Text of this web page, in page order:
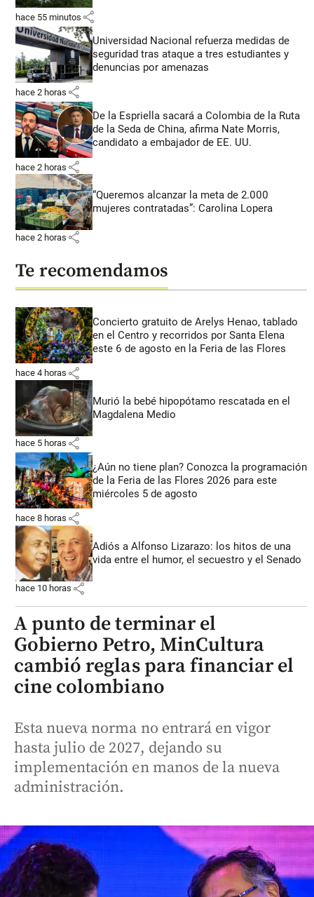
hace 55 minutos share
Universidad Nacional refuerza medidas de
seguridad tras ataque a tres estudiantes y
denuncias por amenazas
hace 2 horas share
De la Espriella sacará a Colombia de la Ruta
de la Seda de China, afirma Nate Morris,
candidato a embajador de EE. UU.
hace 2 horas share
“Queremos alcanzar la meta de 2.000
mujeres contratadas”: Carolina Lopera
hace 2 horas share
Te recomendamos
Concierto gratuito de Arelys Henao, tablado
en el Centro y recorridos por Santa Elena
este 6 de agosto en la Feria de las Flores
hace 4 horas share
Murió la bebé hipopótamo rescatada en el
Magdalena Medio
hace 5 horas share
¿Aún no tiene plan? Conozca la programación
de la Feria de las Flores 2026 para este
miércoles 5 de agosto
hace 8 horas share
Adiós a Alfonso Lizarazo: los hitos de una
vida entre el humor, el secuestro y el Senado
hace 10 horas share
A punto de terminar el
Gobierno Petro, MinCultura
cambió reglas para financiar el
cine colombiano
Esta nueva norma no entrará en vigor
hasta julio de 2027, dejando su
implementación en manos de la nueva
administración.